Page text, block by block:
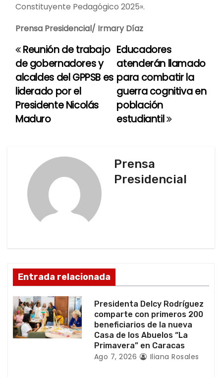
Constituyente Pedagógico 2025».
Prensa Presidencial/ Irmary Díaz
N
a
v
e
e
e
n
t
Educadores
atenderán llamado
para combatir la
guerra cognitiva en
población
estudiantil
Reunión de trabajo
de gobernadores y
alcaldes del GPPSB es
liderado por el
Presidente Nicolás
Maduro
Prensa
Presidencial
Entrada relacionada
Presidenta Delcy Rodríguez
comparte con primeros 200
beneficiarios de la nueva
Casa de los Abuelos “La
Primavera” en Caracas
Ago 7, 2026 Iliana Rosales